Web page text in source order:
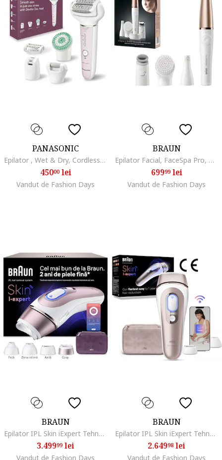
PANASONIC
Epilator , Wet & Dry, Cordless, 2discuri & 60 pensete, Senzor presiune, Discuri duble, Cap flexibil si pivotant la 90°, 3 viteze, Alb/Roz
45000lei
Vandut de Fashion Days
BRAUN
Epilator Facial, FaceSpa Pro, Alb/Auriu
69999lei
Vandut de Fashion Days
BRAUN
Epilator IPL Skin iExpert Tehnologie Skin iExpert, Feedback in timp real, 400.000 impulsuri, 10 niveluri de intensitate, 125 de impulsuri pe minut, Cap de precizie, Cap lat, Trusa de voiaj, Roz/Argintiu
3.49999lei
Vandut de Fashion Days
BRAUN
Epilator IPL Skin iExpert Tehnologie Skin iExpert, Feedback in timp real, 400.000 impulsuri, 10 niveluri de intensitate, 125 de impulsuri pe minut, Cap de precizie, Cap lat, Trusa de voiaj, Alb/Roz
2.64998 lei
Vandut de Fashion Days